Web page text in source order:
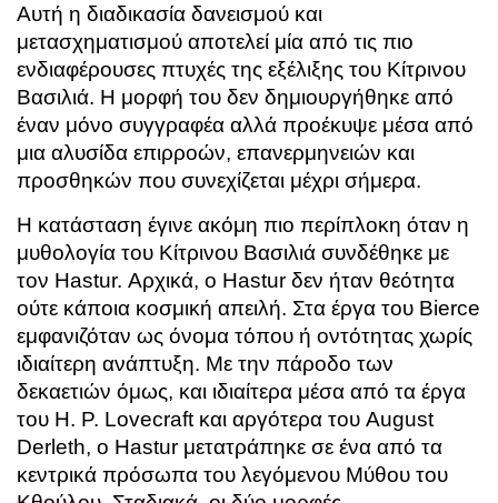
Αυτή η διαδικασία δανεισμού και
μετασχηματισμού αποτελεί μία από τις πιο
ενδιαφέρουσες πτυχές της εξέλιξης του Κίτρινου
Βασιλιά. Η μορφή του δεν δημιουργήθηκε από
έναν μόνο συγγραφέα αλλά προέκυψε μέσα από
μια αλυσίδα επιρροών, επανερμηνειών και
προσθηκών που συνεχίζεται μέχρι σήμερα.
Η κατάσταση έγινε ακόμη πιο περίπλοκη όταν η
μυθολογία του Κίτρινου Βασιλιά συνδέθηκε με
τον Hastur. Αρχικά, ο Hastur δεν ήταν θεότητα
ούτε κάποια κοσμική απειλή. Στα έργα του Bierce
εμφανιζόταν ως όνομα τόπου ή οντότητας χωρίς
ιδιαίτερη ανάπτυξη. Με την πάροδο των
δεκαετιών όμως, και ιδιαίτερα μέσα από τα έργα
του H. P. Lovecraft και αργότερα του August
Derleth, ο Hastur μετατράπηκε σε ένα από τα
κεντρικά πρόσωπα του λεγόμενου Μύθου του